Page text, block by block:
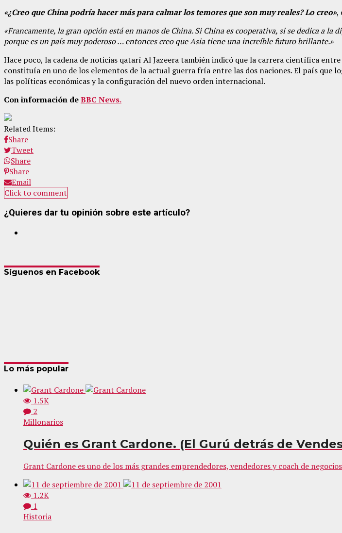
«¿Creo que China podría hacer más para calmar los temores que son muy reales? Lo creo»,
«Francamente, la gran opción está en manos de China. Si China es cooperativa, si se dedica a
porque es un país muy poderoso … entonces creo que Asia tiene una increíble futuro brillante.»
Hace poco, la cadena de noticias qatarí Al Jazeera también indicó que la carrera científica
constituía en uno de los elementos de la actual guerra fría entre las dos naciones. El país
las políticas económicas y la configuración del nuevo orden internacional.
Con información deBBC News.
Related Items:
Share
Tweet
Share
Share
Email
Click to comment
¿Quieres dar tu opinión sobre este artículo?
Síguenos en Facebook
Lo más popular
1.5K
2
Millonarios
Quién es Grant Cardone. (El Gurú detrás de
Grant Cardone es uno de los más grandes emprendedores, vendedores y coach de
1.2K
1
Historia